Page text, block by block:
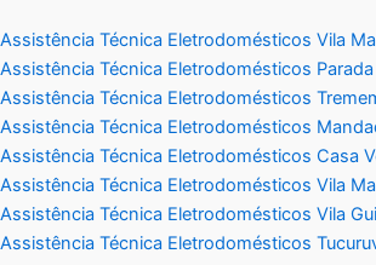
Assistência Técnica Eletrodomésticos Vila
Assistência Técnica Eletrodomésticos
Assistência Técnica Eletrodomésticos
Assistência Técnica Eletrodomésticos
Assistência Técnica Eletrodomésticos Casa
Assistência Técnica Eletrodomésticos Vila
Assistência Técnica Eletrodomésticos Vila
Assistência Técnica Eletrodomésticos